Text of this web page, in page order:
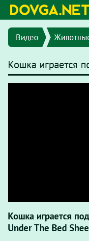
Видео
Кошка играется
Кошка играется
Under The Bed